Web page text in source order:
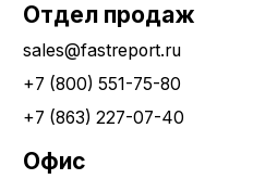
Отдел продаж
sales@fastreport.ru
+7 (800) 551-75-80
+7 (863) 227-07-40
Офис